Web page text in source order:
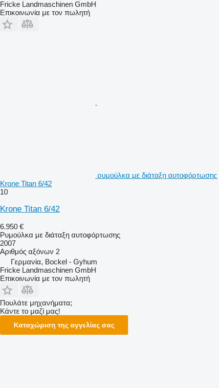
Fricke Landmaschinen GmbH
Επικοινωνία με τον πωλητή
ρυμούλκα με διάταξη αυτοφόρτωσης
Krone Titan 6/42
10
Krone Titan 6/42
6.950 €
Ρυμούλκα με διάταξη αυτοφόρτωσης
2007
Αριθμός αξόνων 2
Γερμανία, Bockel - Gyhum
Fricke Landmaschinen GmbH
Επικοινωνία με τον πωλητή
Πουλάτε μηχανήματα;
Κάντε το μαζί μας!
Καταχώριση της αγγελίας σας